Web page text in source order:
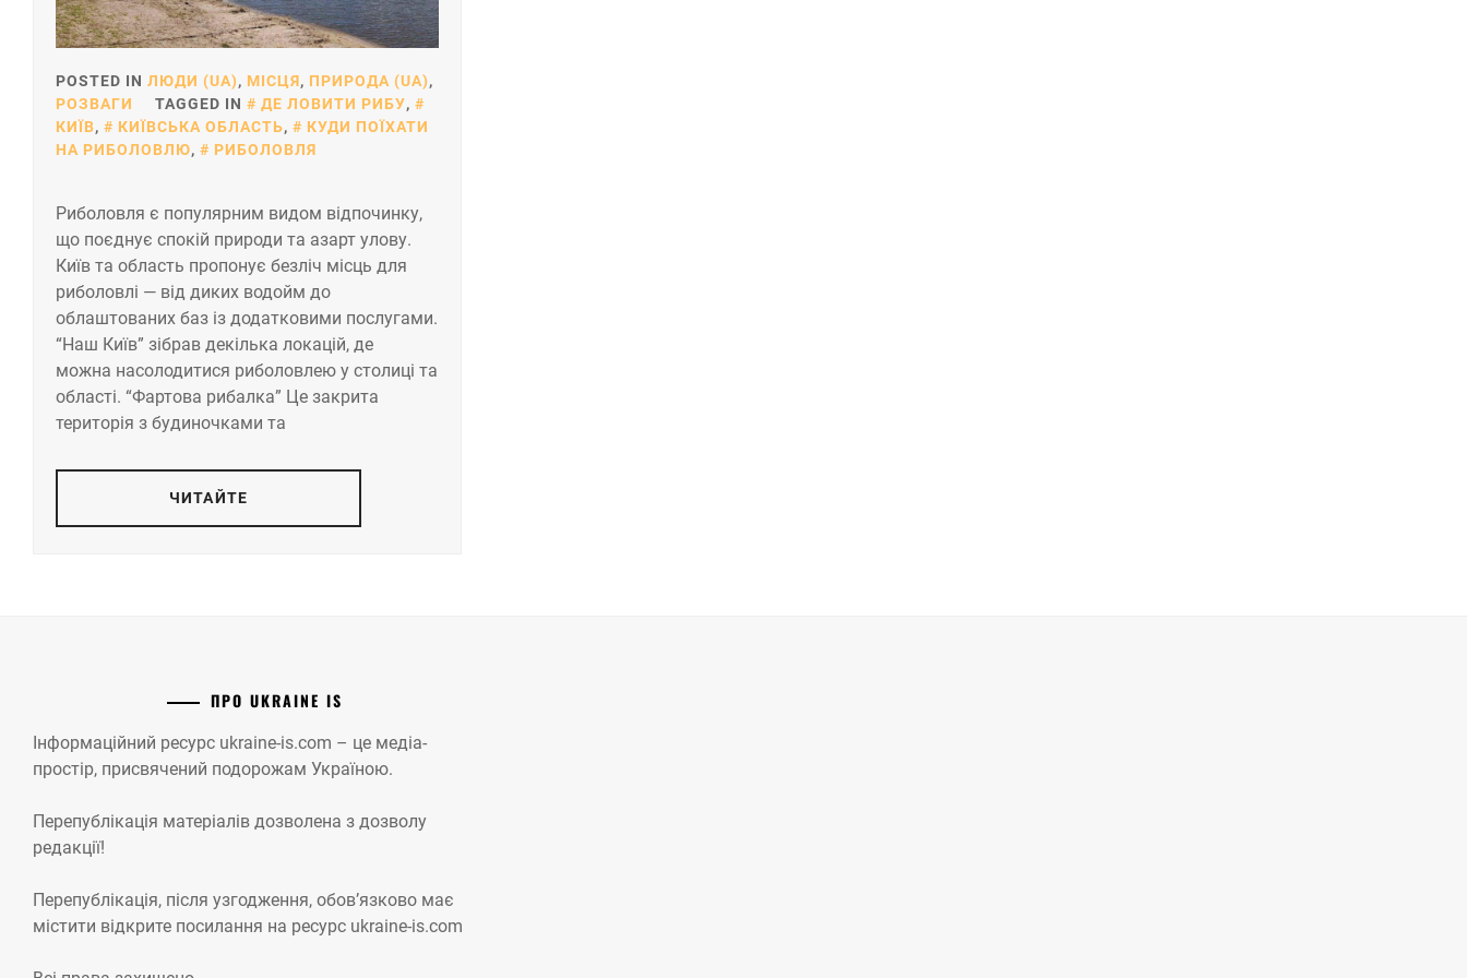
POSTED IN ЛЮДИ (UA), МІСЦЯ, ПРИРОДА (UA),
РОЗВАГИ
TAGGED IN ДЕ ЛОВИТИ РИБУ,
КИЇВ, КИЇВСЬКА ОБЛАСТЬ,
КУДИ ПОЇХАТИ
НА РИБОЛОВЛЮ, РИБОЛОВЛЯ
Риболовля є популярним видом відпочинку,
що поєднує спокій природи та азарт улову.
Київ та область пропонує безліч місць для
риболовлі — від диких водойм до
облаштованих баз із додатковими послугами.
“Наш Київ” зібрав декілька локацій, де
можна насолодитися риболовлею у столиці та
області. “Фартова рибалка” Це закрита
територія з будиночками та
ЧИТАЙТЕ
ПРО UKRAINE IS
Інформаційний ресурс ukraine-is.com – це медіа-
простір, присвячений подорожам Україною.
Перепублікація матеріалів дозволена з дозволу
редакції!
Перепублікація, після узгодження, обов’язково має
містити відкрите посилання на ресурс ukraine-is.com